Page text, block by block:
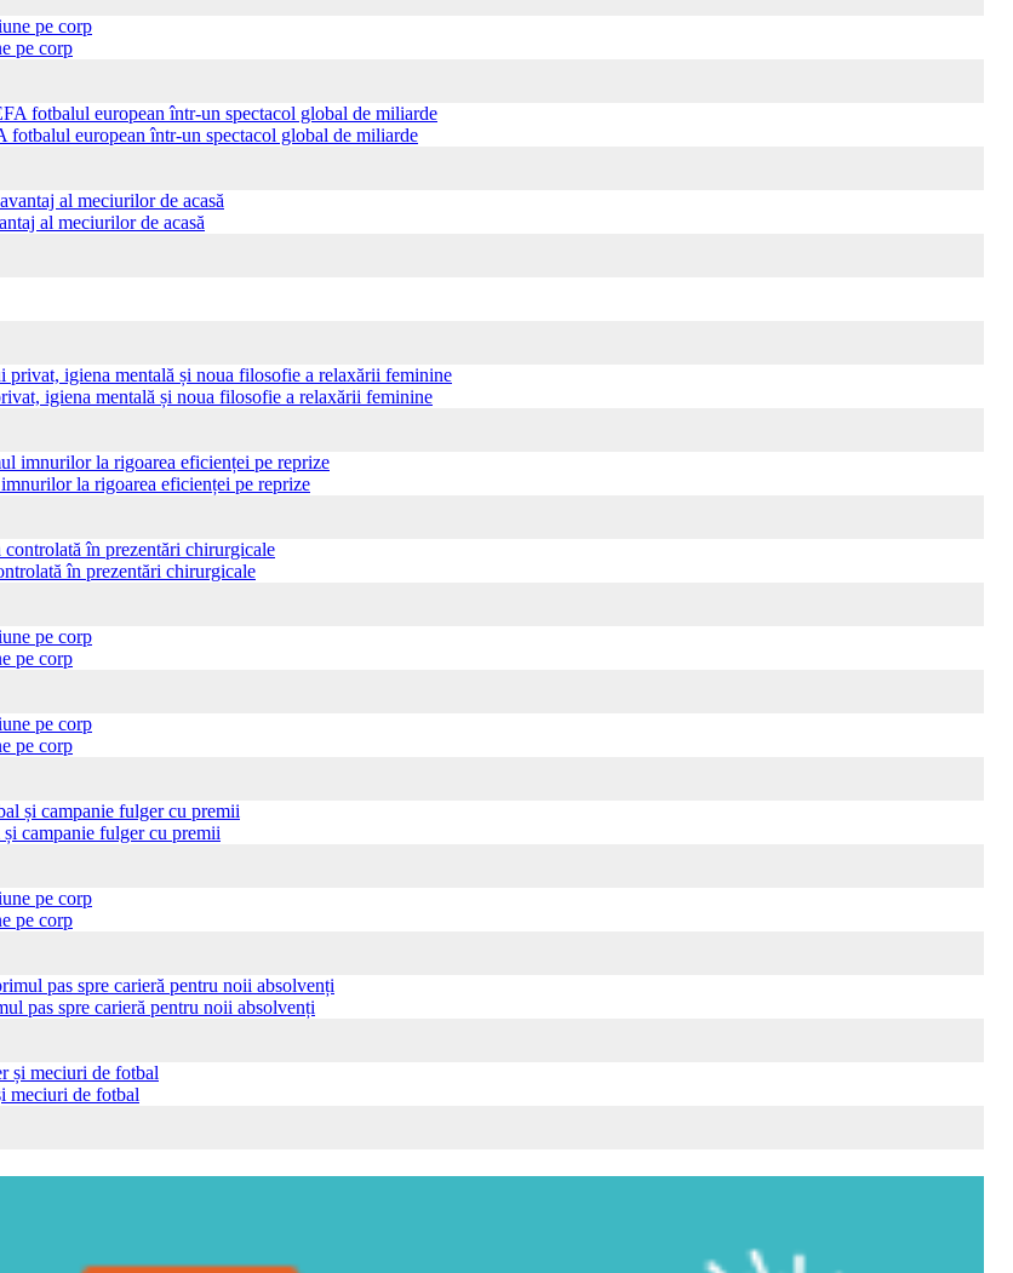
pe corp
european într-un spectacol global de miliarde
al meciurilor de acasă
igiena mentală și noua filosofie a relaxării feminine
la rigoarea eficienței pe reprize
în prezentări chirurgicale
pe corp
pe corp
campanie fulger cu premii
pe corp
pas spre carieră pentru noii absolvenți
meciuri de fotbal